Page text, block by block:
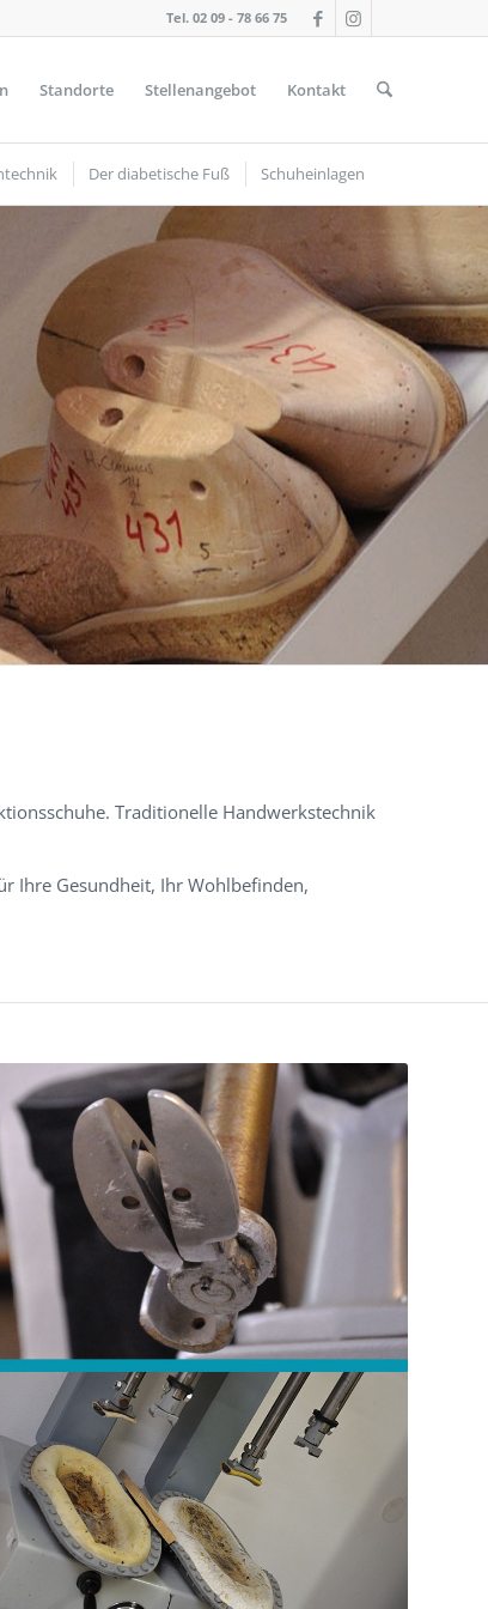
Tel. 02 09 - 78 66 75
Standorte Stellenangebot Kontakt
Der diabetische Fuß Schuheinlagen
Traditionelle Handwerkstechnik
Ihre Gesundheit, Ihr Wohlbefinden,